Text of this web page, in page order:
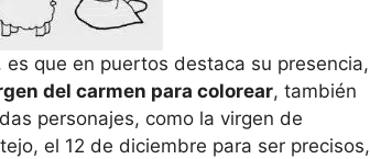
que en puertos destaca su presencia,
del carmen para colorear, también
personajes, como la virgen de
el 12 de diciembre para ser precisos,